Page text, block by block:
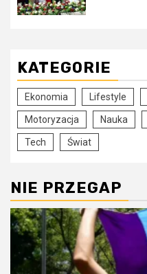
KATEGORIE
Ekonomia Lifestyle
Motoryzacja Nauka
Tech Świat
NIE PRZEGAP